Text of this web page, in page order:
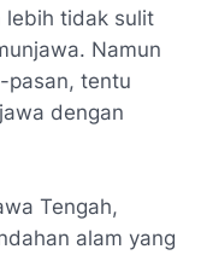
lebih tidak sulit
Namun
pasan, tentu
dengan
Tengah,
alam yang